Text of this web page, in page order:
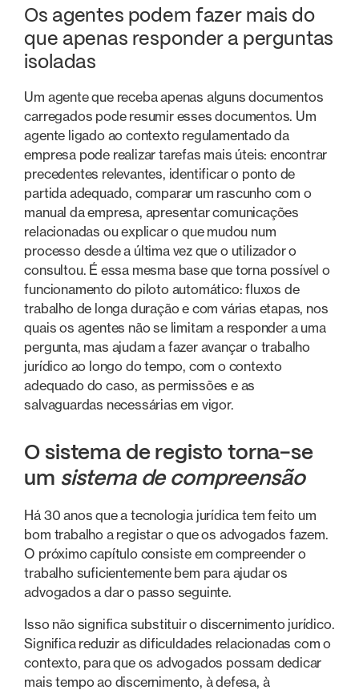
Os agentes podem fazer mais do
que apenas responder a perguntas
isoladas
Um agente que receba apenas alguns documentos
carregados pode resumir esses documentos. Um
agente ligado ao contexto regulamentado da
empresa pode realizar tarefas mais úteis: encontrar
precedentes relevantes, identificar o ponto de
partida adequado, comparar um rascunho com o
manual da empresa, apresentar comunicações
relacionadas ou explicar o que mudou num
processo desde a última vez que o utilizador o
consultou. É essa mesma base que torna possível o
funcionamento do piloto automático: fluxos de
trabalho de longa duração e com várias etapas, nos
quais os agentes não se limitam a responder a uma
pergunta, mas ajudam a fazer avançar o trabalho
jurídico ao longo do tempo, com o contexto
adequado do caso, as permissões e as
salvaguardas necessárias em vigor.
O sistema de registo torna-se
um sistema de compreensão
Há 30 anos que a tecnologia jurídica tem feito um
bom trabalho a registar o que os advogados fazem.
O próximo capítulo consiste em compreender o
trabalho suficientemente bem para ajudar os
advogados a dar o passo seguinte.
Isso não significa substituir o discernimento jurídico.
Significa reduzir as dificuldades relacionadas com o
contexto, para que os advogados possam dedicar
mais tempo ao discernimento, à defesa, à